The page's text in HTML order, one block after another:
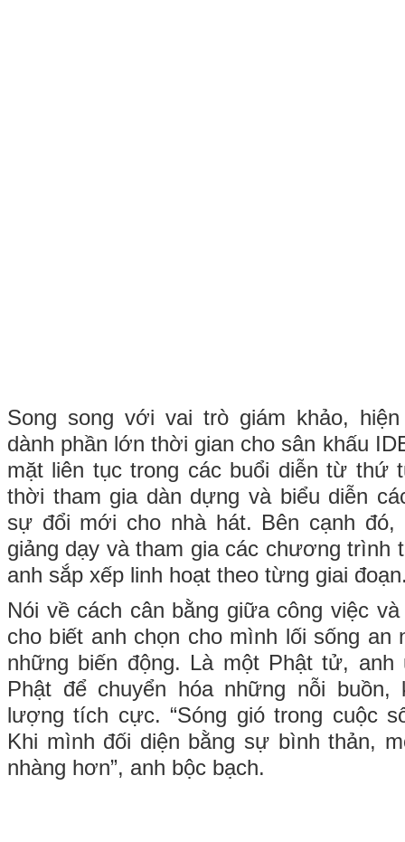
Song song với vai trò giám khảo,
dành phần lớn thời gian cho sân khấu
mặt liên tục trong các buổi diễn từ thứ
thời tham gia dàn dựng và biểu diễn
sự đổi mới cho nhà hát. Bên cạnh đó,
giảng dạy và tham gia các chương trình
anh sắp xếp linh hoạt theo từng giai
Nói về cách cân bằng giữa công việc
cho biết anh chọn cho mình lối sống an
những biến động. Là một Phật tử, anh
Phật để chuyển hóa những nỗi buồn,
lượng tích cực. “Sóng gió trong cuộc
Khi mình đối diện bằng sự bình thản,
nhàng hơn”, anh bộc bạch.